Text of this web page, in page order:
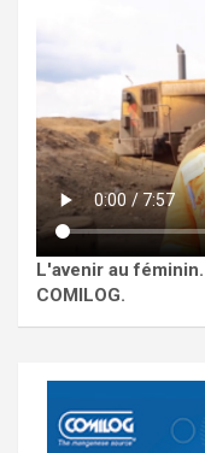
L'avenir au
COMILOG.